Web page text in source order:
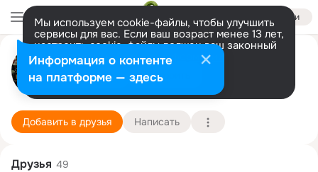
Войти
Мы используем cookie-файлы, чтобы улучшить
сервисы для вас. Если ваш возраст менее 13 лет,
настроить cookie-файлы должен ваш законный
представитель. Больше информации
Разрешить все Настроить
Oльга Яковлева (Пяткина)
Stuttgart (ОМСК)
Горячеключевская школаПодробнее
Добавить в друзья Написать
Друзья 49
Информация о контенте
на платформе — здесь